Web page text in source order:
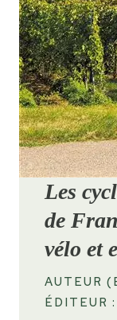
Les
de
vélo et
AUTEUR
ÉDITEUR :